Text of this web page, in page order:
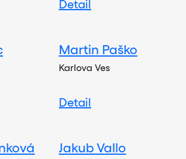
Detail
Martin Paško
Karlova Ves
Detail
Jakub Vallo